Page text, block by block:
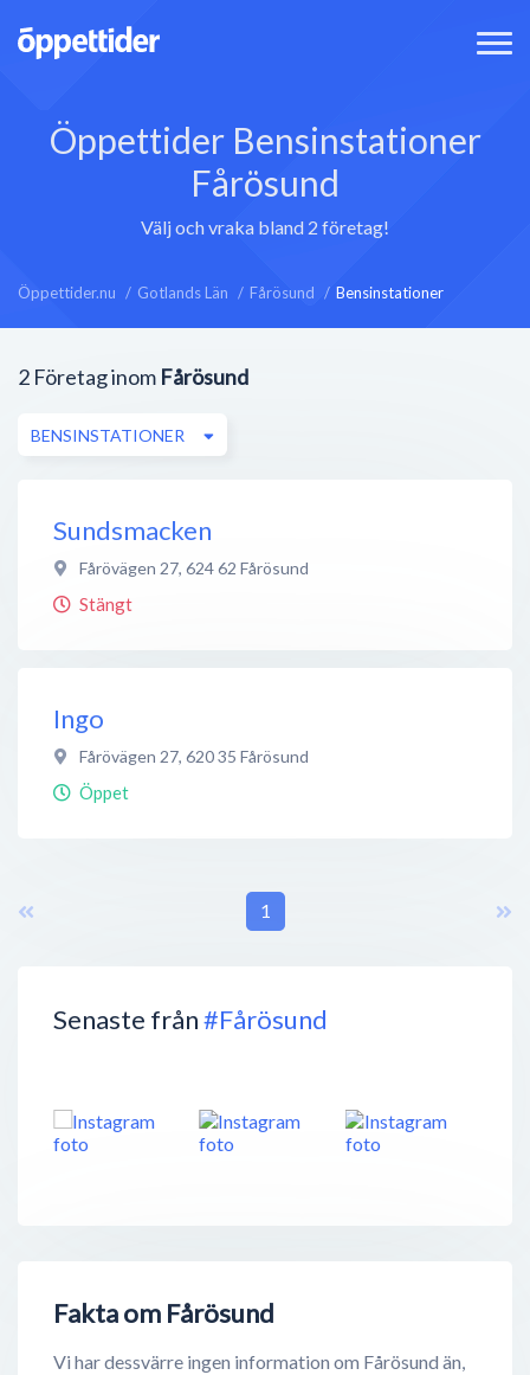
Öppettider Bensinstationer
Fårösund
Välj och vraka bland 2 företag!
Öppettider.nu Gotlands Län Fårösund Bensinstationer
Senaste från#Fårösund
Fakta om Fårösund
Vi har dessvärre ingen information om Fårösund än,
2 Företag inom Fårösund
BENSINSTATIONER
Sundsmacken
Fårövägen 27, 624 62 Fårösund
Stängt
Ingo
Fårövägen 27, 620 35 Fårösund
Öppet
1